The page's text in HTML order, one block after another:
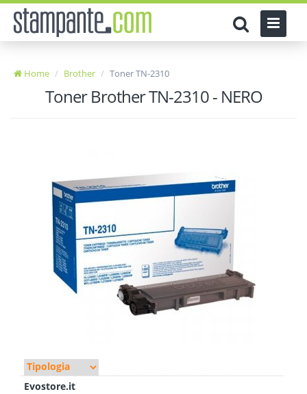
Home Brother Toner TN-2310
Toner Brother TN-2310 - NERO
Evostore.it